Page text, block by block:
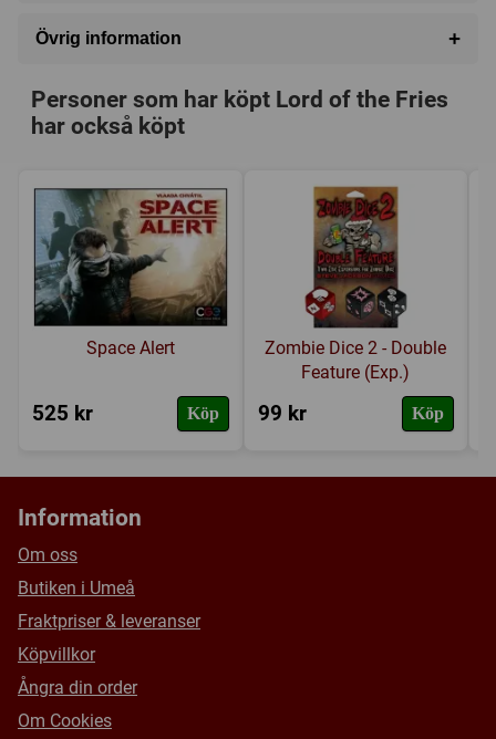
Övrig information +
Kategori: Zombies ,Auktion / Bud,Tärning,Hand
management ,Samla serier
Länkar: Regler,Tillverkarens hemsida,
BoardGameGeek
Försälj. rank:10563/18132
Personer som har köpt Lord of the Fries
har också köpt
Space Alert
525 kr Köp
Zombie Dice 2 - Double
Feature (Exp.)
99 kr Köp
Information
Om oss
Butiken i Umeå
Fraktpriser & leveranser
Köpvillkor
Ångra din order
Om Cookies